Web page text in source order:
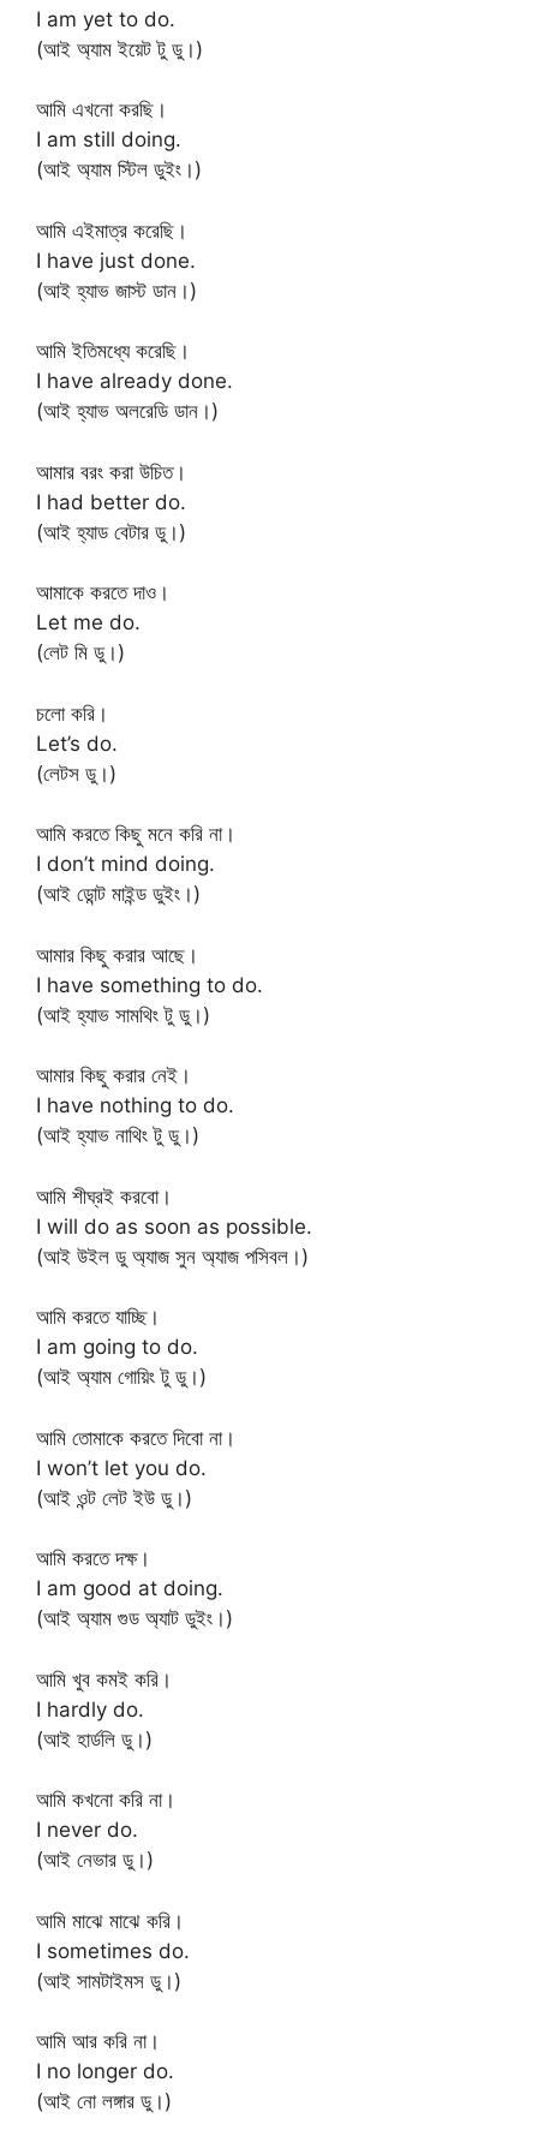
I am yet to do.
(আই অ্যাম ইয়েট টু ডু।)
আমি এখনো করছি।
I am still doing.
(আই অ্যাম স্টিল ডুইং।)
আমি এইমাত্র করেছি।
I have just done.
(আই হ্যাভ জাস্ট ডান।)
আমি ইতিমধ্যে করেছি।
I have already done.
(আই হ্যাভ অলরেডি ডান।)
আমার বরং করা উচিত।
I had better do.
(আই হ্যাড বেটার ডু।)
আমাকে করতে দাও।
Let me do.
(লেট মি ডু।)
চলো করি।
Let’s do.
(লেটস ডু।)
আমি করতে কিছু মনে করি না।
I don’t mind doing.
(আই ডোন্ট মাইন্ড ডুইং।)
আমার কিছু করার আছে।
I have something to do.
(আই হ্যাভ সামথিং টু ডু।)
আমার কিছু করার নেই।
I have nothing to do.
(আই হ্যাভ নাথিং টু ডু।)
আমি শীঘ্রই করবো।
I will do as soon as possible.
(আই উইল ডু অ্যাজ সুন অ্যাজ পসিবল।)
আমি করতে যাচ্ছি।
I am going to do.
(আই অ্যাম গোয়িং টু ডু।)
আমি তোমাকে করতে দিবো না।
I won’t let you do.
(আই ওন্ট লেট ইউ ডু।)
আমি করতে দক্ষ।
I am good at doing.
(আই অ্যাম গুড অ্যাট ডুইং।)
আমি খুব কমই করি।
I hardly do.
(আই হার্ডলি ডু।)
আমি কখনো করি না।
I never do.
(আই নেভার ডু।)
আমি মাঝে মাঝে করি।
I sometimes do.
(আই সামটাইমস ডু।)
আমি আর করি না।
I no longer do.
(আই নো লঙ্গার ডু।)